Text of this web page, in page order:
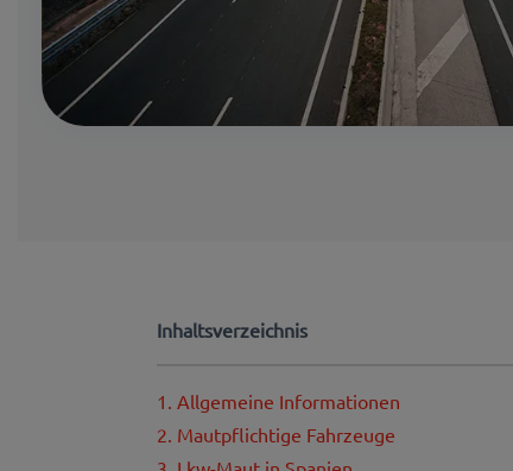
Inhaltsverzeichnis
1. Allgemeine Informationen
2. Mautpflichtige Fahrzeuge